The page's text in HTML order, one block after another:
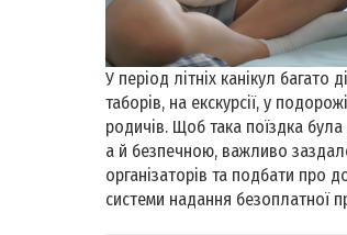
У період літніх канікул багато
таборів, на екскурсії, у
родичів. Щоб така поїздка
а й безпечною, важливо
організаторів та подбати про
системи надання безоплатної